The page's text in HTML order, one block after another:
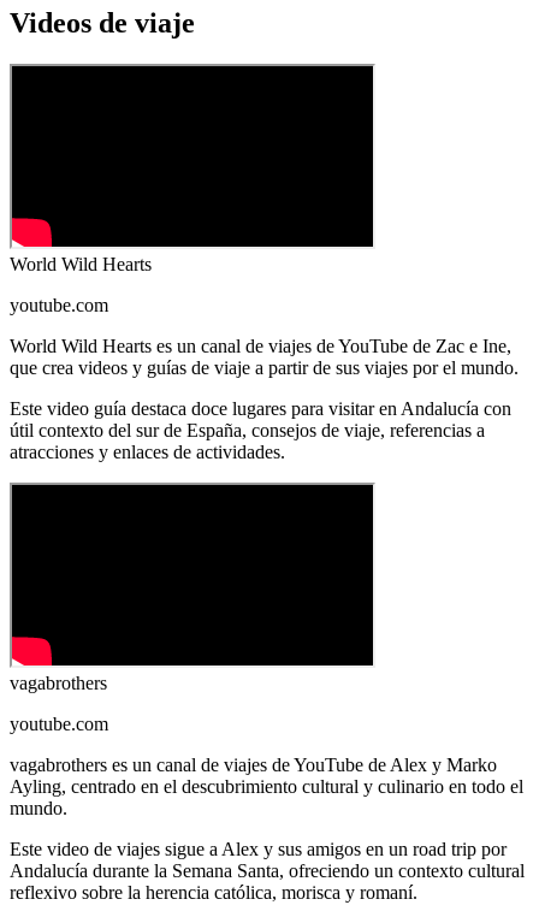
Videos de viaje
World Wild Hearts
youtube.com
World Wild Hearts es un canal de viajes de YouTube de Zac e Ine,
que crea videos y guías de viaje a partir de sus viajes por el mundo.
Este video guía destaca doce lugares para visitar en Andalucía con
útil contexto del sur de España, consejos de viaje, referencias a
atracciones y enlaces de actividades.
vagabrothers
youtube.com
vagabrothers es un canal de viajes de YouTube de Alex y Marko
Ayling, centrado en el descubrimiento cultural y culinario en todo el
mundo.
Este video de viajes sigue a Alex y sus amigos en un road trip por
Andalucía durante la Semana Santa, ofreciendo un contexto cultural
reflexivo sobre la herencia católica, morisca y romaní.